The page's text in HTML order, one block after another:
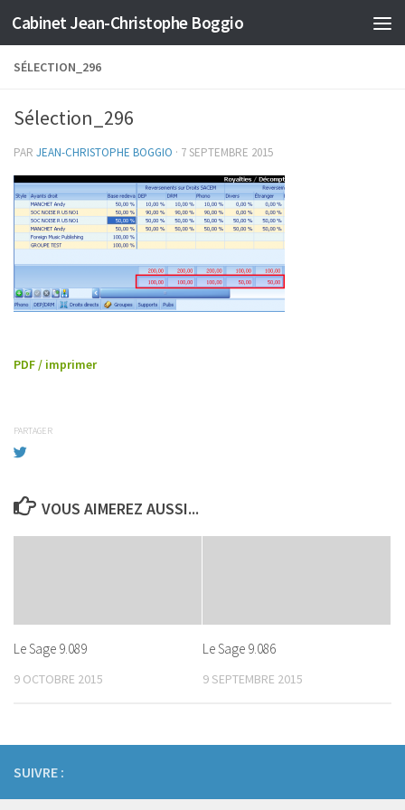
Skip to content
Cabinet Jean-Christophe Boggio
SÉLECTION_296
Sélection_296
PAR JEAN-CHRISTOPHE BOGGIO · 7 SEPTEMBRE 2015
PDF / imprimer
PARTAGER
VOUS AIMEREZ AUSSI...
Le Sage 9.089
9 OCTOBRE 2015
Le Sage 9.086
9 SEPTEMBRE 2015
SUIVRE :